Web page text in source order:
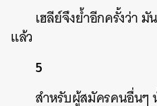
เฮลีย์จึงย้ำอีกครั้งว่า
แล้ว
5
สำหรับผู้สมัครคนอื่นๆ